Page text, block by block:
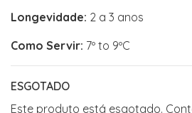
Longevidade: 2 a 3 anos
Como Servir: 7º to 9ºC
ESGOTADO
Este produto está esgotado.